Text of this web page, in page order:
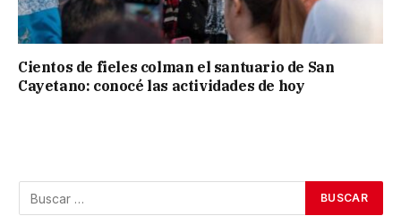
Cientos de fieles colman el santuario de San
Cayetano: conocé las actividades de hoy